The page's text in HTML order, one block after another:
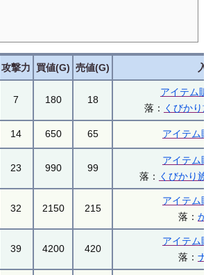
攻撃力 買値(G) 売値(G)
7 180 18
アイテム
落： くびかり
14 650 65 アイテム
23 990 99
アイテム
落： くびかり
32 2150 215
アイテム
落：
39 4200 420
アイテム
落：